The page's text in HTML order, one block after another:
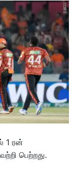
1 ரன்
பெற்றது.